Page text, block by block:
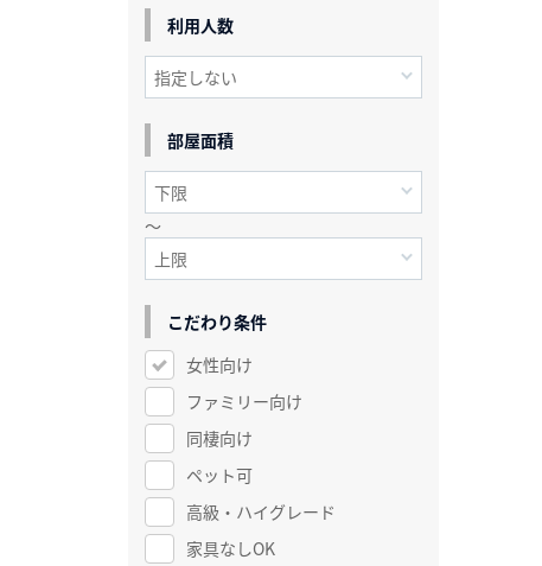
利用人数
部屋面積
～
こだわり条件
女性向け
ファミリー向け
同棲向け
ペット可
高級・ハイグレード
家具なしOK